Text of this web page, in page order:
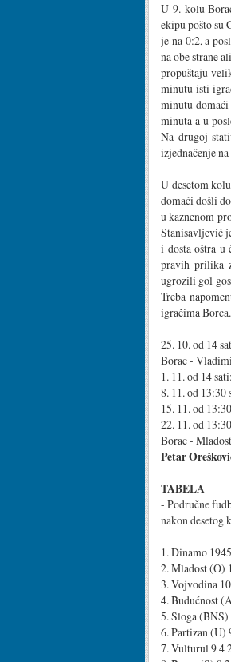
U 9. kolu
ekipu pošto su
je na 0:2, a
na obe strane
propuštaju
minutu isti
minutu
minuta a u
Na drugoj
izjednačenje
U desetom
domaći došli
u kaznenom
Stanisavljević
i dosta oštra u
pravih prilika
ugrozili gol
Treba
igračima
25. 10. od 14
Borac -
1. 11. od 14
8. 11. od 13:30
15. 11. od
22. 11. od
Borac -
Petar
TABELA
- Područne
nakon desetog
1. Dinamo
2. Mladost (O)
3. Vojvodina
4. Budućnost
5. Sloga (BNS)
6. Partizan (U)
7. Vulturul 9 4